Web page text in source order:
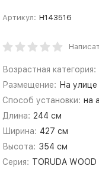
Артикул: Н143516
Возрастная категория:
Размещение: На улице
Способ установки: на
Длина: 244 см
Ширина: 427 см
Высота: 354 см
Серия: TORUDA WOOD